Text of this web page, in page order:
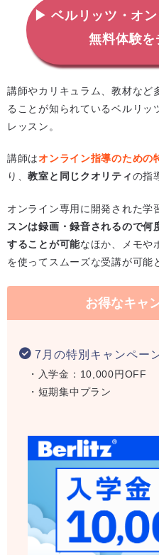
▶ ベルリッツ・オ
無料体験を
講師やカリキュラム、教材など
ることが知られているベルリッ
レッスン。
講師はオンライン指導のための
り、教室と同じクオリティの指
オンライン専用に開発された学
スンは録画・録音されるので何
することが可能なほか、メモや
を使ってスムーズな受講が可能
お得なキャ
7月の特別キャンペー
・入学金：10,000円OFF
・短期集中プラン